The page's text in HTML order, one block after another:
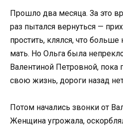
Прошло два месяца. За это
раз пытался вернуться —
простить, клялся, что
мать. Но Ольга была
Валентиной Петровной, пока
свою жизнь, дороги назад
Потом начались звонки от
Женщина угрожала,